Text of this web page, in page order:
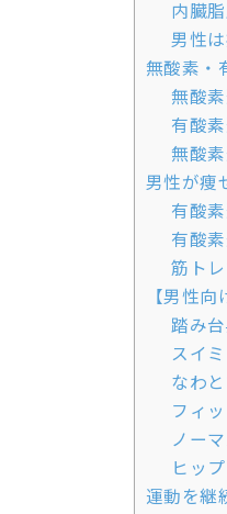
内臓
男性
無酸素・
無酸
有酸
無酸
男性が痩
有酸
有酸
筋ト
【男性
踏み
スイ
なわ
フィ
ノー
ヒッ
運動を継